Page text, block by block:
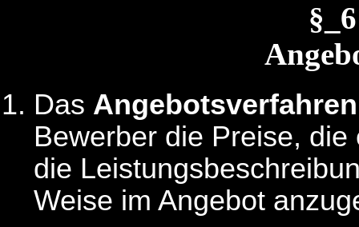
Das Angebotsverfahren
Bewerber die Preise,
die
Weise im Angebot